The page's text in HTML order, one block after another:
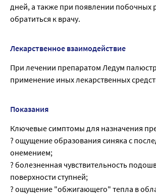
дней, а также при появлении побочных
обратиться к врачу.
Лекарственное взаимодействие
При лечении препаратом Ледум
применение иных лекарственных
Показания
Ключевые симптомы для назначения
? ощущение образования синяка с
онемением;
? болезненная чувствительность
поверхности ступней;
? ощущение "обжигающего" тепла в